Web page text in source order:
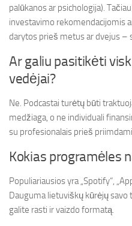
palūkanos ar psichologija).
investavimo rekomendacijomis
darytos prieš metus ar dvejus –
Ar galiu pasitikėti
vedėjai?
Ne. Podcastai turėtų būti
medžiaga, o ne individuali
su profesionalais prieš
Kokias programėles
Populiariausios yra „Spotify“,
Dauguma lietuviškų kūrėjų savo
galite rasti ir vaizdo formatą.